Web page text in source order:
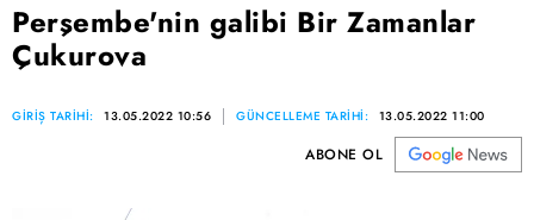
Perşembe'nin galibi Bir Zamanlar
Çukurova
GİRİŞ TARİHİ: 13.05.2022 10:56 GÜNCELLEME TARİHİ: 13.05.2022 11:00
ABONE OL